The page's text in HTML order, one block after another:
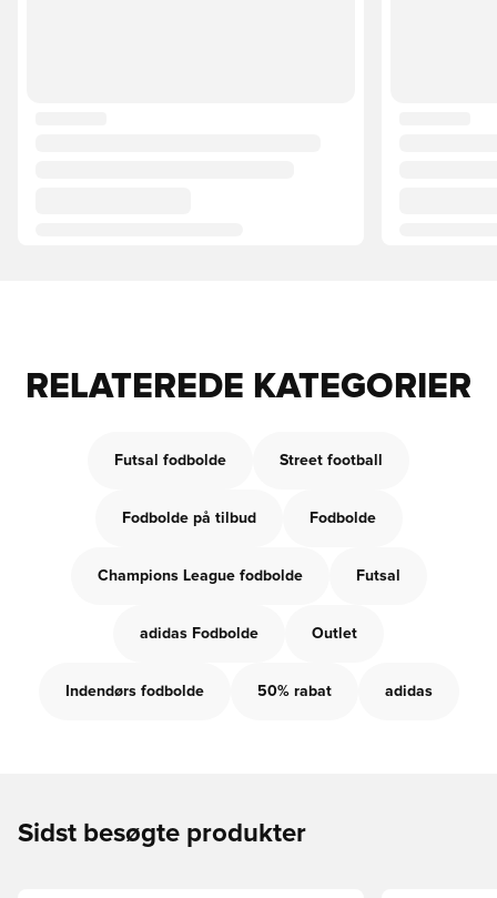
RELATEREDE KATEGORIER
Futsal fodbolde Street football
Fodbolde på tilbud Fodbolde
Champions League fodbolde Futsal
adidas Fodbolde Outlet
Indendørs fodbolde 50% rabat adidas
Sidst besøgte produkter